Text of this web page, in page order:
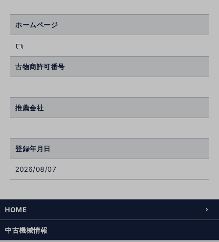
ホームページ
古物商許可番号
推薦会社
登録年月日
2026/08/07
HOME
中古機械情報